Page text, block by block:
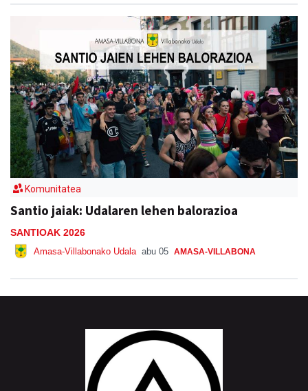
Komunitatea
Santio jaiak: Udalaren lehen balorazioa
SANTIOAK 2026
Amasa-Villabonako Udala abu 05 AMASA-VILLABONA